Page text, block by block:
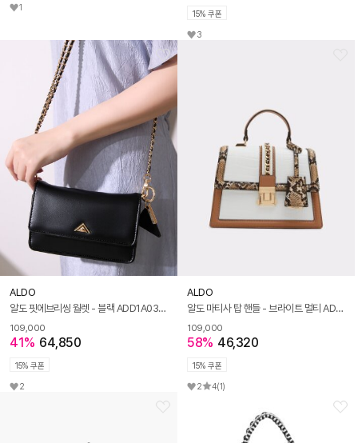
1
15% 쿠폰
3
ALDO
알도 핏에브리씽 월렛 - 블랙 ADD1A034CZ001
109,000
41% 64,850
15% 쿠폰
2
ALDO
알도 마티사 탑 핸들 - 브라이트 멀티 ADA1H037HZ961
109,000
58% 46,320
15% 쿠폰
2 4(1)